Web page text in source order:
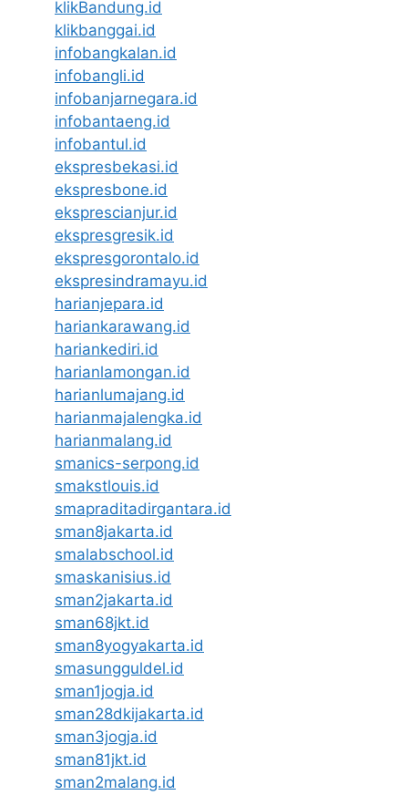
klikBandung.id
klikbanggai.id
infobangkalan.id
infobangli.id
infobanjarnegara.id
infobantaeng.id
infobantul.id
ekspresbekasi.id
ekspresbone.id
eksprescianjur.id
ekspresgresik.id
ekspresgorontalo.id
ekspresindramayu.id
harianjepara.id
hariankarawang.id
hariankediri.id
harianlamongan.id
harianlumajang.id
harianmajalengka.id
harianmalang.id
smanics-serpong.id
smakstlouis.id
smapraditadirgantara.id
sman8jakarta.id
smalabschool.id
smaskanisius.id
sman2jakarta.id
sman68jkt.id
sman8yogyakarta.id
smasungguldel.id
sman1jogja.id
sman28dkijakarta.id
sman3jogja.id
sman81jkt.id
sman2malang.id